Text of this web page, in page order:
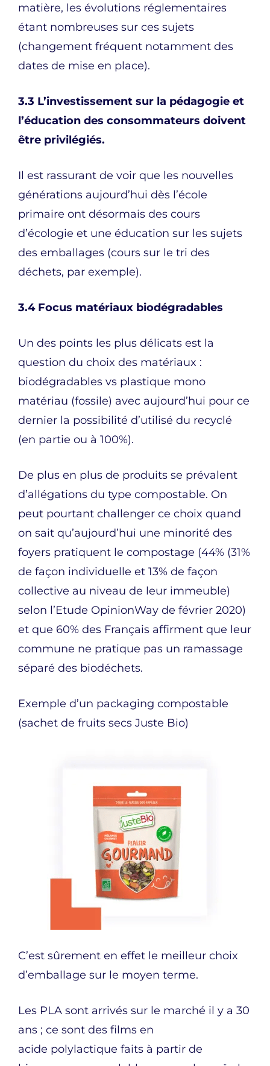
matière, les évolutions réglementaires
étant nombreuses sur ces sujets
(changement fréquent notamment des
dates de mise en place).
3.3 L’investissement sur la pédagogie et
l’éducation des consommateurs doivent
être privilégiés.
Il est rassurant de voir que les nouvelles
générations aujourd’hui dès l’école
primaire ont désormais des cours
d’écologie et une éducation sur les sujets
des emballages (cours sur le tri des
déchets, par exemple).
3.4 Focus matériaux biodégradables
Un des points les plus délicats est la
question du choix des matériaux :
biodégradables vs plastique mono
matériau (fossile) avec aujourd’hui pour ce
dernier la possibilité d’utilisé du recyclé
(en partie ou à 100%).
De plus en plus de produits se prévalent
d’allégations du type compostable. On
peut pourtant challenger ce choix quand
on sait qu’aujourd’hui une minorité des
foyers pratiquent le compostage (44% (31%
de façon individuelle et 13% de façon
collective au niveau de leur immeuble)
selon l’Etude OpinionWay de février 2020)
et que 60% des Français affirment que leur
commune ne pratique pas un ramassage
séparé des biodéchets.
Exemple d’un packaging compostable
(sachet de fruits secs Juste Bio)
C’est sûrement en effet le meilleur choix
d’emballage sur le moyen terme.
Les PLA sont arrivés sur le marché il y a 30
ans ; ce sont des films en
acide polylactique faits à partir de